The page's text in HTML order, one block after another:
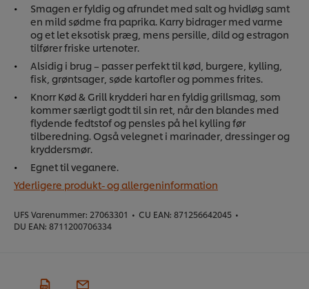
Smagen er fyldig og afrundet med salt og hvidløg samt
en mild sødme fra paprika. Karry bidrager med varme
og et let eksotisk præg, mens persille, dild og estragon
tilfører friske urtenoter.
Alsidig i brug – passer perfekt til kød, burgere, kylling,
fisk, grøntsager, søde kartofler og pommes frites.
Knorr Kød & Grill krydderi har en fyldig grillsmag, som
kommer særligt godt til sin ret, når den blandes med
flydende fedtstof og pensles på hel kylling før
tilberedning. Også velegnet i marinader, dressinger og
kryddersmør.
Egnet til veganere.
Yderligere produkt- og allergeninformation
UFS Varenummer: 27063301 • CU EAN: 871256642045 •
DU EAN: 8711200706334